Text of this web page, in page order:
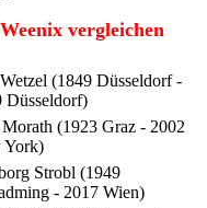
vergleichen
(1849 Düsseldorf -
Düsseldorf)
(1923 Graz - 2002
York)
Strobl (1949
- 2017 Wien)